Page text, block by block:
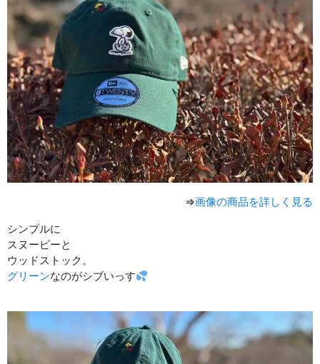
⇒画像の商品を詳しく見る
シンプルに
スヌーピーと
ウッドストック。
グリーンなのがシブいっす